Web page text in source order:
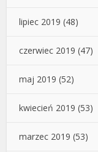
lipiec 2019 (48)
czerwiec 2019 (47)
maj 2019 (52)
kwiecień 2019 (53)
marzec 2019 (53)